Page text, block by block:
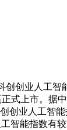
业人工智
上市。据
业人工智
智能指数